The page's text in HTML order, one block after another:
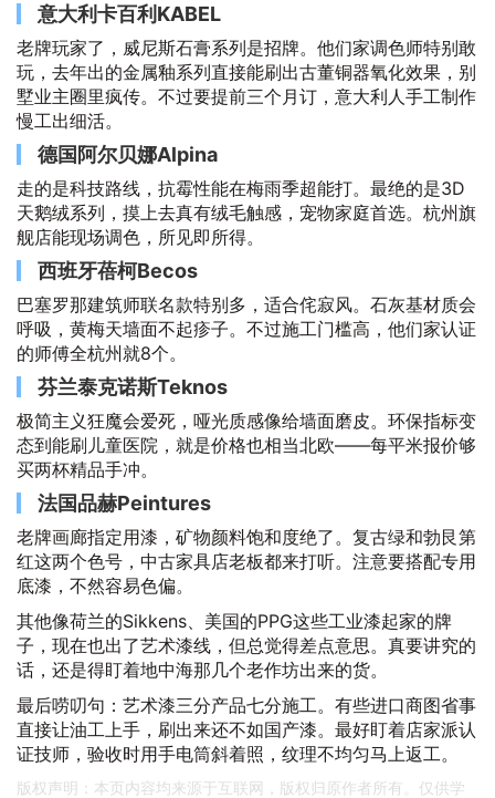
意大利卡百利KABEL
老牌玩家了，威尼斯石膏系列是招牌。他们家调色师特别敢
玩，去年出的金属釉系列直接能刷出古董铜器氧化效果，别
墅业主圈里疯传。不过要提前三个月订，意大利人手工制作
慢工出细活。
德国阿尔贝娜Alpina
走的是科技路线，抗霉性能在梅雨季超能打。最绝的是3D
天鹅绒系列，摸上去真有绒毛触感，宠物家庭首选。杭州旗
舰店能现场调色，所见即所得。
西班牙蓓柯Becos
巴塞罗那建筑师联名款特别多，适合侘寂风。石灰基材质会
呼吸，黄梅天墙面不起疹子。不过施工门槛高，他们家认证
的师傅全杭州就8个。
芬兰泰克诺斯Teknos
极简主义狂魔会爱死，哑光质感像给墙面磨皮。环保指标变
态到能刷儿童医院，就是价格也相当北欧——每平米报价够
买两杯精品手冲。
法国品赫Peintures
老牌画廊指定用漆，矿物颜料饱和度绝了。复古绿和勃艮第
红这两个色号，中古家具店老板都来打听。注意要搭配专用
底漆，不然容易色偏。
其他像荷兰的Sikkens、美国的PPG这些工业漆起家的牌
子，现在也出了艺术漆线，但总觉得差点意思。真要讲究的
话，还是得盯着地中海那几个老作坊出来的货。
最后唠叨句：艺术漆三分产品七分施工。有些进口商图省事
直接让油工上手，刷出来还不如国产漆。最好盯着店家派认
证技师，验收时用手电筒斜着照，纹理不均匀马上返工。
版权声明：本页内容均来源于互联网，版权归原作者所有。仅供学